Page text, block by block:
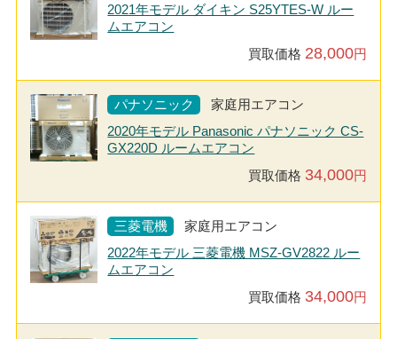
2021年モデル ダイキン S25YTES-W ルー
ムエアコン
買取価格 28,000円
パナソニック
家庭用エアコン
2020年モデル Panasonic パナソニック CS-
GX220D ルームエアコン
買取価格 34,000円
三菱電機
家庭用エアコン
2022年モデル 三菱電機 MSZ-GV2822 ルー
ムエアコン
買取価格 34,000円